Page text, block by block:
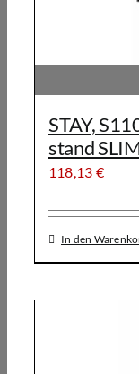
STAY,
stand
118,13 €
In den